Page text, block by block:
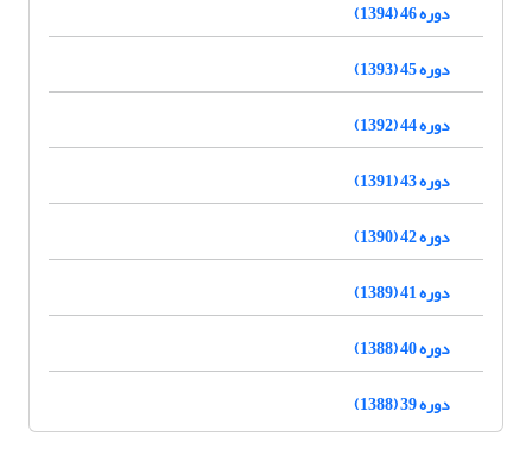
دوره 46 (1394)
دوره 45 (1393)
دوره 44 (1392)
دوره 43 (1391)
دوره 42 (1390)
دوره 41 (1389)
دوره 40 (1388)
دوره 39 (1388)